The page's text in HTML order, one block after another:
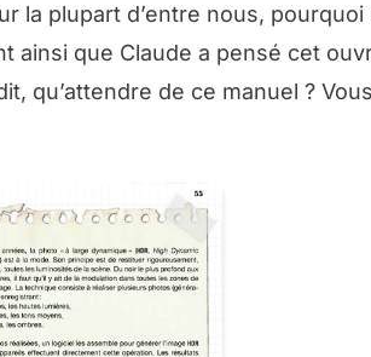
la plupart d’entre nous, pourquoi
ainsi que Claude a pensé cet
qu’attendre de ce manuel ?